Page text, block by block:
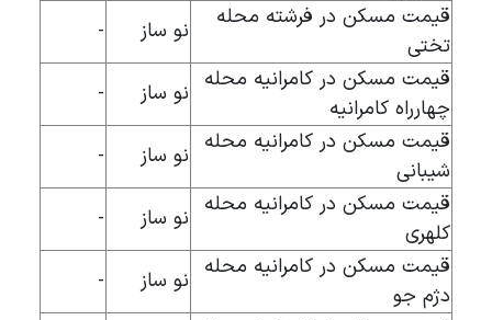
قیمت مسکن در فرشته محله
تختی
نو ساز
-
قیمت مسکن در کامرانیه محله
چهارراه کامرانیه
نو ساز
-
قیمت مسکن در کامرانیه محله
شیبانی
نو ساز
-
قیمت مسکن در کامرانیه محله
کلهری
نو ساز
-
قیمت مسکن در کامرانیه محله
دژم جو
نو ساز
-